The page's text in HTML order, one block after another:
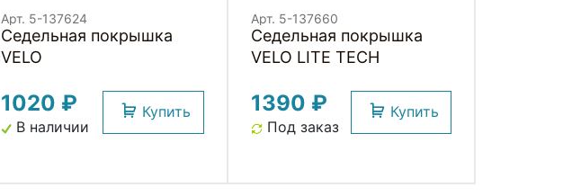
Арт. 5-137624
Седельная покрышка
VELO
1020 ₽
В наличии
Купить
Арт. 5-137660
Седельная покрышка
VELO LITE TECH
1390 ₽
Под заказ
Купить